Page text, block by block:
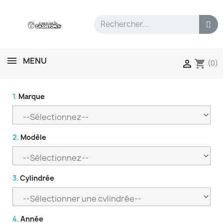
MENU  shopping_cart (0)
1. Marque
2. Modèle
3. Cylindrée
4. Année